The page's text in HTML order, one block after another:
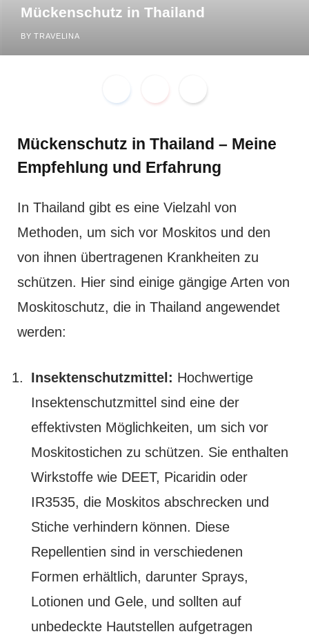
Mückenschutz in Thailand
BY TRAVELINA
Mückenschutz in Thailand – Meine
Empfehlung und Erfahrung
In Thailand gibt es eine Vielzahl von
Methoden, um sich vor Moskitos und den
von ihnen übertragenen Krankheiten zu
schützen. Hier sind einige gängige Arten von
Moskitoschutz, die in Thailand angewendet
werden:
Insektenschutzmittel: Hochwertige
Insektenschutzmittel sind eine der
effektivsten Möglichkeiten, um sich vor
Moskitostichen zu schützen. Sie enthalten
Wirkstoffe wie DEET, Picaridin oder
IR3535, die Moskitos abschrecken und
Stiche verhindern können. Diese
Repellentien sind in verschiedenen
Formen erhältlich, darunter Sprays,
Lotionen und Gele, und sollten auf
unbedeckte Hautstellen aufgetragen